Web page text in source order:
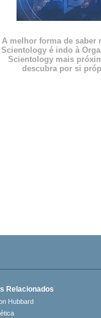
A melhor forma de saber
Scientology é indo à
Scientology mais
descubra por si
Relacionados
Hubbard